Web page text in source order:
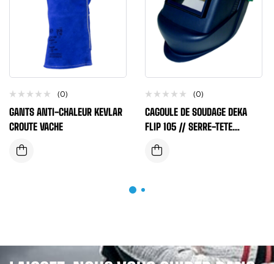
(0)
GANTS ANTI-CHALEUR KEVLAR
CROUTE VACHE
(0)
CAGOULE DE SOUDAGE DEKA
FLIP 105 // SERRE-TETE